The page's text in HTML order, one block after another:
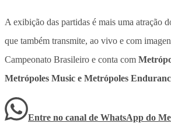
A exibição das partidas é mais uma atração
que também transmite, ao vivo e com
Campeonato Brasileiro e conta com
Metrópoles Music e Metrópoles
Entre no canal de WhatsApp do